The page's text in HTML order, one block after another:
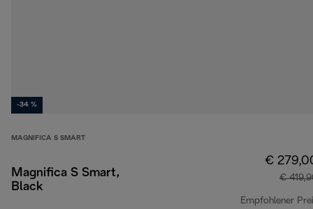
-34 %
MAGNIFICA S SMART
Magnifica S Smart,
Black
€
€
Empfohlener